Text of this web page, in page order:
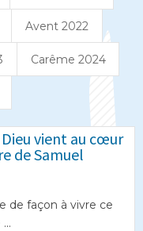
Avent 2022
Carême 2024
vient au cœur
de Samuel
de façon à vivre ce